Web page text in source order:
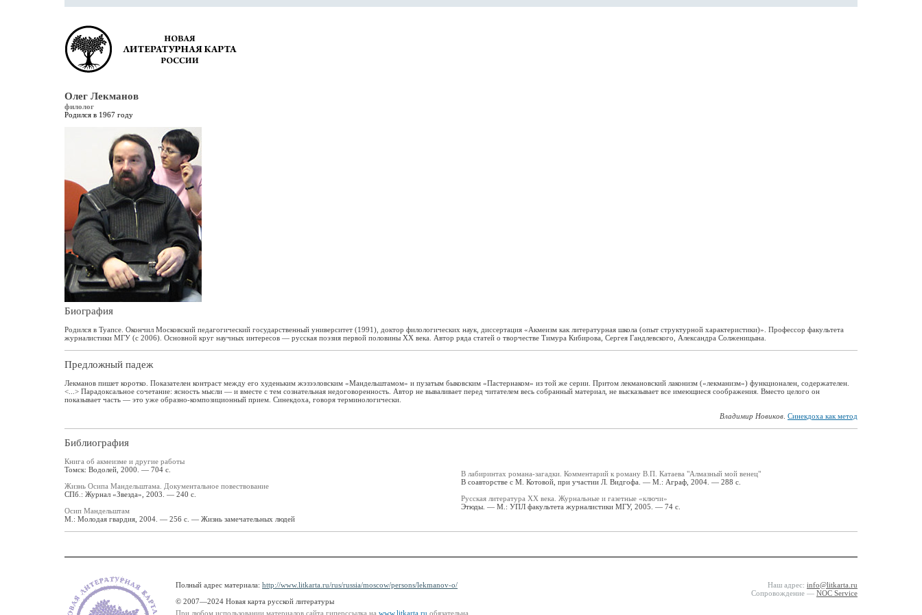
Олег Лекманов
филолог
Родился в 1967 году
Биография
Родился в Туапсе. Окончил Московский педагогический государственный университет (1991), доктор филологических наук, диссертация «Акмеизм как литературная школа (опыт структурной характеристики)». Профессор факультета
журналистики МГУ (c 2006). Основной круг научных интересов — русская поэзия первой половины XX века. Автор ряда статей о творчестве Тимура Кибирова, Сергея Гандлевского, Александра Солженицына.
Предложный падеж
Лекманов пишет коротко. Показателен контраст между его худеньким жэзээловским «Мандельштамом» и пузатым быковским «Пастернаком» из той же серии. Притом лекмановский лаконизм («лекманизм») функционален, содержателен.
<...> Парадоксальное сочетание: ясность мысли — и вместе с тем сознательная недоговоренность. Автор не вываливает перед читателем весь собранный материал, не высказывает все имеющиеся соображения. Вместо целого он
показывает часть — это уже образно-композиционный прием. Синекдоха, говоря терминологически.
Владимир Новиков Синекдоха как метод
Библиография
Книга об акмеизме и другие работы
Томск: Водолей, 2000. — 704 с.
Жизнь Осипа Мандельштама. Документальное повествование
СПб.: Журнал «Звезда», 2003. — 240 с.
Осип Мандельштам
М.: Молодая гвардия, 2004. — 256 с. — Жизнь замечательных людей
В лабиринтах романа-загадки. Комментарий к роману В.П. Катаева "Алмазный мой венец"
В соавторстве с М. Котовой, при участии Л. Видгофа. — М.: Аграф, 2004. — 288 с.
Русская литература ХХ века. Журнальные и газетные «ключи»
Этюды. — М.: УПЛ факультета журналистики МГУ, 2005. — 74 с.
Полный адрес материала: http://www.litkarta.ru/rus/russia/moscow/persons/lekmanov-o/
© 2007—2024 Новая карта русской литературы
При любом использовании материалов сайта гиперссылка на www.litkarta.ru обязательна.
Наш адрес: info@litkarta.ru
Сопровождение — NOC Service